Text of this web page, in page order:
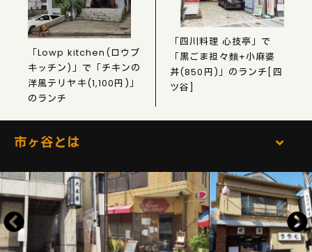
「Lowp kitchen(ロウプ
キッチン)」で「チキンの
洋風テリヤキ(1,100円)」
のランチ
「四川料理 心技亭」で
「黒ごま担々麵+小麻婆
丼(850円)」のランチ[四
ツ谷]
市ヶ谷とは